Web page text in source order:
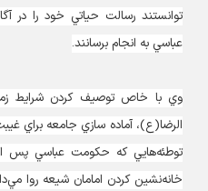
توانستند رسالت حياتي خود را در
عباسي به انجام برسانند.
وي با خاص توصيف كردن شرايط
الرضا(ع)، آماده سازي جامعه براي
توطئه‌هايي كه حكومت عباسي پس
خانه‌نشين كردن امامان شيعه روا